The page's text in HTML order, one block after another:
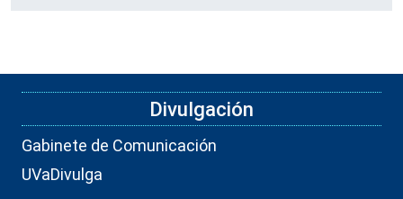
Divulgación
Gabinete de Comunicación
UVaDivulga